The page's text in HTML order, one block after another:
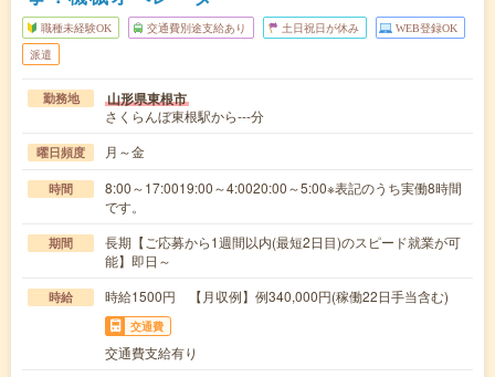
職種未経験OK 交通費別途支給あり 土日祝日が休み WEB登録OK
派遣
勤務地 山形県東根市
さくらんぼ東根駅から---分
曜日頻度 月～金
時間
8:00～17:0019:00～4:0020:00～5:00※表記のうち実働8時間
です。
期間
長期【ご応募から1週間以内(最短2日目)のスピード就業が可
能】即日～
時給 時給1500円 【月収例】例340,000円(稼働22日手当含む)
交通費
交通費支給有り